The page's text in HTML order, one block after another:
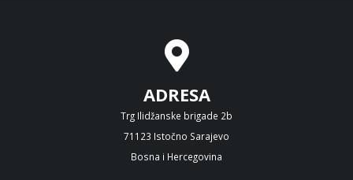
ADRESA
Trg Ilidžanske brigade 2b
71123 Istočno Sarajevo
Bosna i Hercegovina